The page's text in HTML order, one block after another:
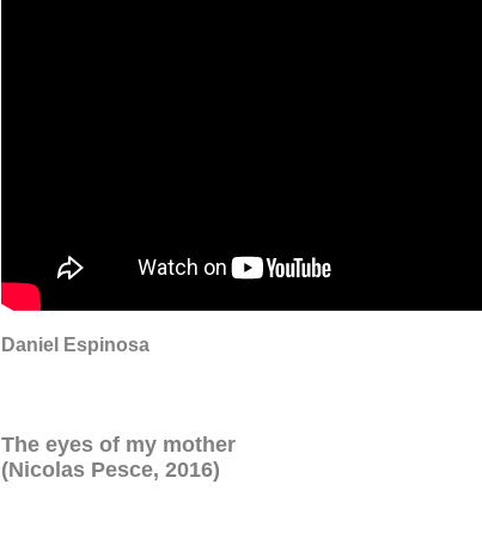
Daniel Espinosa
The eyes of my mother
(Nicolas Pesce, 2016)